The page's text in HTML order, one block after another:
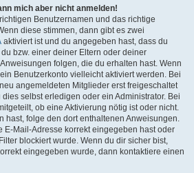
mich aber nicht anmelden!
Benutzernamen und das richtige
diese stimmen, dann gibt es zwei
aktiviert ist und du angegeben hast, dass du
bzw. einer deiner Eltern oder deiner
folgen, die du erhalten hast. Wenn
Benutzerkonto vielleicht aktiviert werden. Bei
angemeldeten Mitglieder erst freigeschaltet
selbst erledigen oder ein Administrator. Bei
ob eine Aktivierung nötig ist oder nicht.
hast, folge den dort enthaltenen Anweisungen.
E-Mail-Adresse korrekt eingegeben hast oder
blockiert wurde. Wenn du dir sicher bist,
eingegeben wurde, dann kontaktiere einen